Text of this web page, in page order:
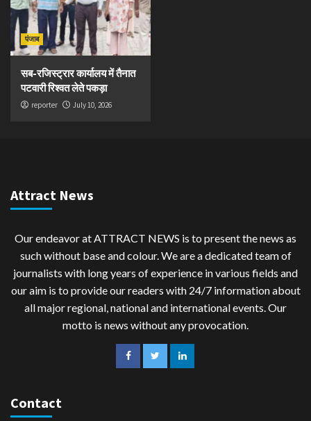
पंजाब
सब-रजिस्ट्रार कार्यालय में तैनात
पटवारी रिश्वत लेते पकड़ा
reporter July 10, 2026
Attract News
Our endeavor at ATTRACT NEWS is to present the news as
such without base and colour. We are a dedicated team of
journalists with long years of experience in various fields and
our aim is to provide our readers with 24/7 information about
all major regional, national and international events. Our
motto is news without any provocation.
Contact